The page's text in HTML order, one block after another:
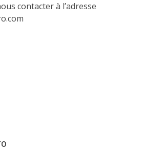
contacter à l’adresse